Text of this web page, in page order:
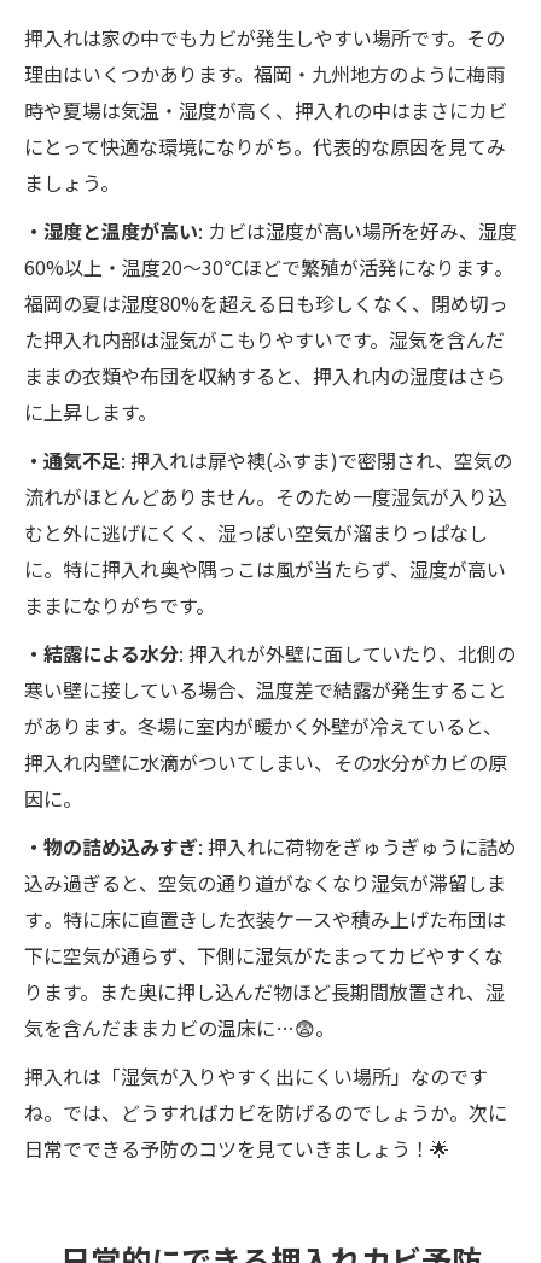
施工前
施工後
MIST工法®とは？安全な薬剤で素材も人も安心
小さなお子さん・高齢者がいる家庭でのカビ対
押入れをリフォームして通気アップ！さらに防
カビ効果
まとめ：押入れカビ対策で快適な住まいを守ろ
う！
押入れは家の中でもカビが発生しやすい場所です。その
理由はいくつかあります。福岡・九州地方のように梅雨
時や夏場は気温・湿度が高く、押入れの中はまさにカビ
にとって快適な環境になりがち。代表的な原因を見てみ
ましょう。
・湿度と温度が高い: カビは湿度が高い場所を好み、湿度
60%以上・温度20〜30℃ほどで繁殖が活発になります​。
福岡の夏は湿度80%を超える日も珍しくなく、閉め切っ
た押入れ内部は湿気がこもりやすいです。湿気を含んだ
ままの衣類や布団を収納すると、押入れ内の湿度はさら
に上昇します。
・通気不足: 押入れは扉や襖(ふすま)で密閉され、空気の
流れがほとんどありません。そのため一度湿気が入り込
むと外に逃げにくく、湿っぽい空気が溜まりっぱなし
に。​特に押入れ奥や隅っこは風が当たらず、湿度が高い
ままになりがちです。
・結露による水分: 押入れが外壁に面していたり、北側の
寒い壁に接している場合、温度差で結露が発生すること
があります。冬場に室内が暖かく外壁が冷えていると、
押入れ内壁に水滴がついてしまい、その水分がカビの原
因に。
・物の詰め込みすぎ: 押入れに荷物をぎゅうぎゅうに詰め
込み過ぎると、空気の通り道がなくなり湿気が滞留しま
す​。特に床に直置きした衣装ケースや積み上げた布団は
下に空気が通らず、下側に湿気がたまってカビやすくな
ります。また奥に押し込んだ物ほど長期間放置され、湿
気を含んだままカビの温床に…😨。
押入れは「湿気が入りやすく出にくい場所」なのです
ね。では、どうすればカビを防げるのでしょうか。次に
日常でできる予防のコツを見ていきましょう！🌟